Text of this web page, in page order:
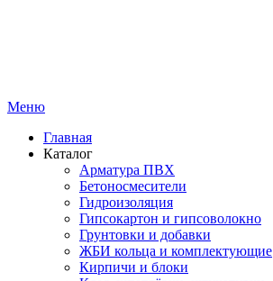
Меню
Главная
Каталог
Арматура ПВХ
Бетоносмесители
Гидроизоляция
Гипсокартон и гипсоволокно
Грунтовки и добавки
ЖБИ кольца и комплектующие
Кирпичи и блоки